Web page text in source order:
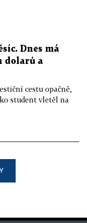
Dnes má
dolarů a
cestu opačně,
student vletěl na